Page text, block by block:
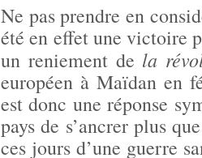
Ne pas prendre en
été en effet une victoire
un reniement de la
européen à Maïdan en
est donc une réponse
pays de s’ancrer plus
ces jours d’une guerre